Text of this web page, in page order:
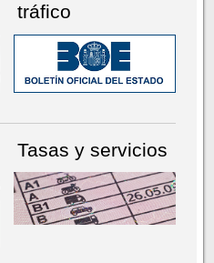
tráfico
Tasas y servicios